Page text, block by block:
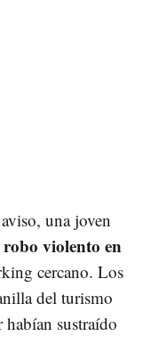
una joven
robo violento en
cercano. Los
del turismo
sustraído